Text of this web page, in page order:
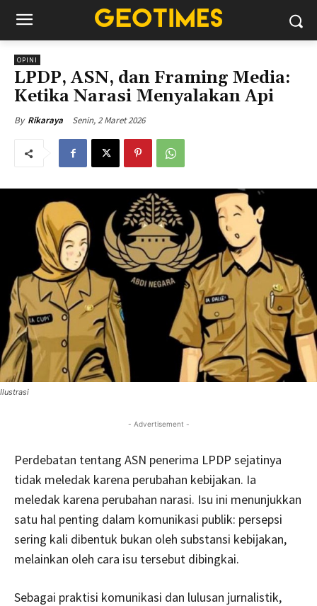
OPINI
LPDP, ASN, dan Framing Media:
Ketika Narasi Menyalakan Api
By Rikaraya Senin, 2 Maret 2026
Ilustrasi
- Advertisement -
Perdebatan tentang ASN penerima LPDP sejatinya
tidak meledak karena perubahan kebijakan. Ia
meledak karena perubahan narasi. Isu ini menunjukkan
satu hal penting dalam komunikasi publik: persepsi
sering kali dibentuk bukan oleh substansi kebijakan,
melainkan oleh cara isu tersebut dibingkai.
Sebagai praktisi komunikasi dan lulusan jurnalistik,